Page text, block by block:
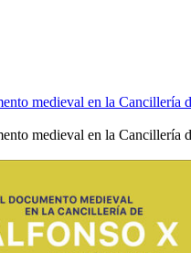
medieval en la Cancillería
medieval en la Cancillería